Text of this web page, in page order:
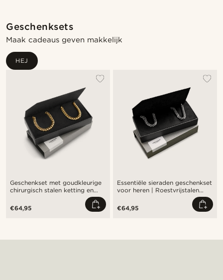
Geschenksets
Maak cadeaus geven makkelijk
HEJ
Geschenkset met goudkleurige
chirurgisch stalen ketting en
€64,95
Essentiële sieraden geschenkset
voor heren | Roestvrijstalen
schakelarmband en -ketting
€64,95